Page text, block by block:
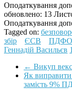
Оподаткування
обновлено: 13
Оподаткування
Tagged on:
збір
ЄСВ
ПДФО
Геннадій Васильєв
← Викуп
Як виправити
замість 9%